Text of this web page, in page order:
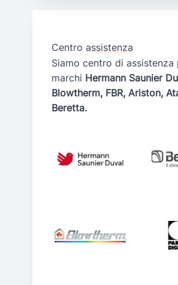
Centro assistenza
Siamo centro di assistenza
marchi Hermann Saunier
Blowtherm, FBR, Ariston,
Beretta.